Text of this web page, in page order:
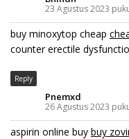
23 Agustus 2023
buy minoxytop cheap
counter erectile
Reply
Pnemxd
26 Agustus 2023
aspirin online buy buy